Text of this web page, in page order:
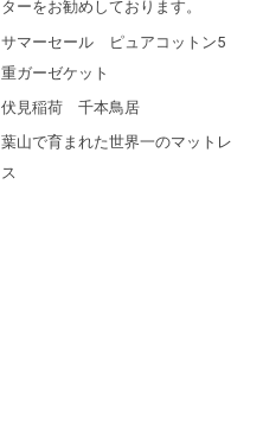
ターをお勧めしております。
サマーセール ピュアコットン5
重ガーゼケット
伏見稲荷 千本鳥居
葉山で育まれた世界一のマットレ
ス